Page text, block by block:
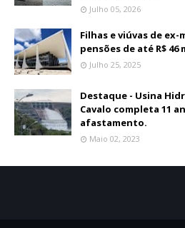
Julho 05, 2026
Filhas e viúvas de
pensões de até R$ 46
Julho 25, 2025
Destaque - Usina
Cavalo completa 11
afastamento.
Maio 02, 2023